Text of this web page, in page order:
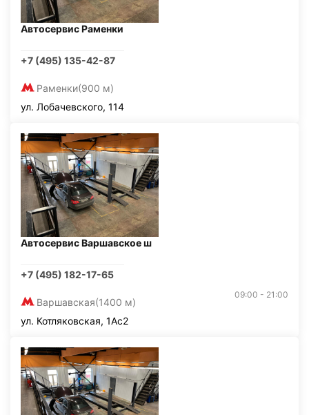
Автосервис Раменки
+7 (495) 135-42-87
Раменки(900 м)
ул. Лобачевского, 114
Автосервис Варшавское ш
+7 (495) 182-17-65
Варшавская(1400 м)
09:00 - 21:00
ул. Котляковская, 1Ас2